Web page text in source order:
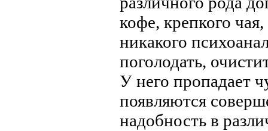
кофе, крепкого
никакого
поголодать,
У него пропадает
появляются
надобность в